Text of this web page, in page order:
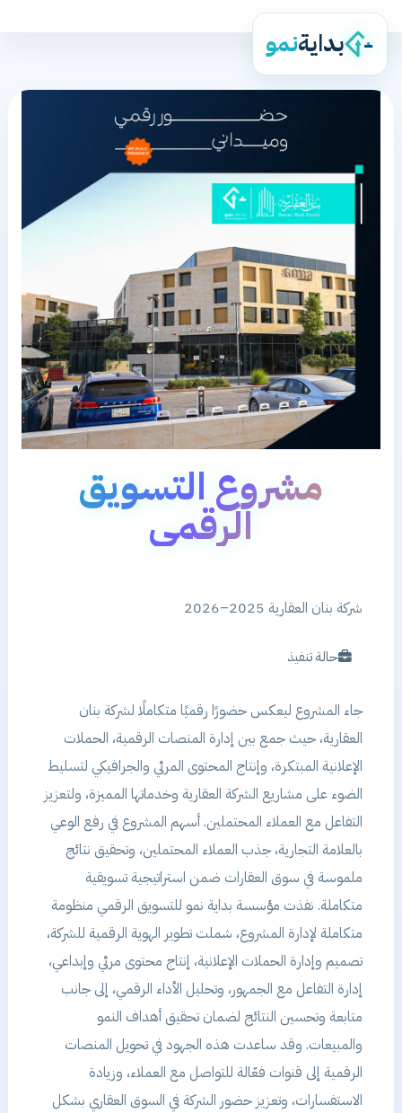
بدايةنمو
مشروع التسويق
الرقمي
شركة بنان العقارية 2025–2026
حالة تنفيذ
جاء المشروع ليعكس حضورًا رقميًا متكاملًا لشركة بنان
العقارية، حيث جمع بين إدارة المنصات الرقمية، الحملات
الإعلانية المبتكرة، وإنتاج المحتوى المرئي والجرافيكي لتسليط
الضوء على مشاريع الشركة العقارية وخدماتها المميزة، ولتعزيز
التفاعل مع العملاء المحتملين. أسهم المشروع في رفع الوعي
بالعلامة التجارية، جذب العملاء المحتملين، وتحقيق نتائج
ملموسة في سوق العقارات ضمن استراتيجية تسويقية
متكاملة. نفذت مؤسسة بداية نمو للتسويق الرقمي منظومة
متكاملة لإدارة المشروع، شملت تطوير الهوية الرقمية للشركة،
تصميم وإدارة الحملات الإعلانية، إنتاج محتوى مرئي وإبداعي،
إدارة التفاعل مع الجمهور، وتحليل الأداء الرقمي، إلى جانب
متابعة وتحسين النتائج لضمان تحقيق أهداف النمو
والمبيعات. وقد ساعدت هذه الجهود في تحويل المنصات
الرقمية إلى قنوات فعّالة للتواصل مع العملاء، وزيادة
الاستفسارات، وتعزيز حضور الشركة في السوق العقاري بشكل